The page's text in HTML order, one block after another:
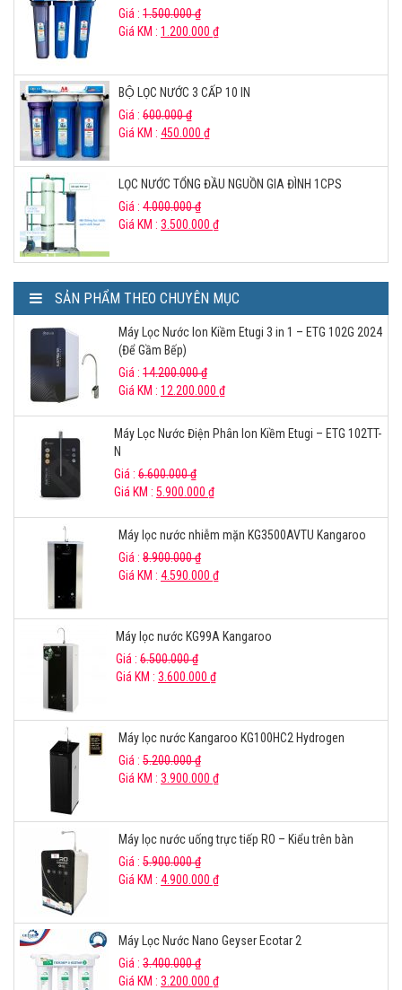
Giá : 1.500.000₫
Giá KM : 1.200.000 ₫
BỘ LỌC NƯỚC 3 CẤP 10 IN
Giá : 600.000₫
Giá KM : 450.000 ₫
LỌC NƯỚC TỔNG ĐẦU NGUỒN GIA ĐÌNH 1CPS
Giá : 4.000.000₫
Giá KM : 3.500.000 ₫
SẢN PHẨM THEO CHUYÊN MỤC
Máy Lọc Nước Ion Kiềm Etugi 3 in 1 – ETG 102G 2024
(Để Gầm Bếp)
Giá : 14.200.000₫
Giá KM : 12.200.000 ₫
Máy Lọc Nước Điện Phân Ion Kiềm Etugi – ETG 102TT-
N
Giá : 6.600.000₫
Giá KM : 5.900.000 ₫
Máy lọc nước nhiễm mặn KG3500AVTU Kangaroo
Giá : 8.900.000₫
Giá KM : 4.590.000 ₫
Máy lọc nước KG99A Kangaroo
Giá : 6.500.000₫
Giá KM : 3.600.000 ₫
Máy lọc nước Kangaroo KG100HC2 Hydrogen
Giá : 5.200.000₫
Giá KM : 3.900.000 ₫
Máy lọc nước uống trực tiếp RO – Kiểu trên bàn
Giá : 5.900.000₫
Giá KM : 4.900.000 ₫
Máy Lọc Nước Nano Geyser Ecotar 2
Giá : 3.400.000₫
Giá KM : 3.200.000 ₫